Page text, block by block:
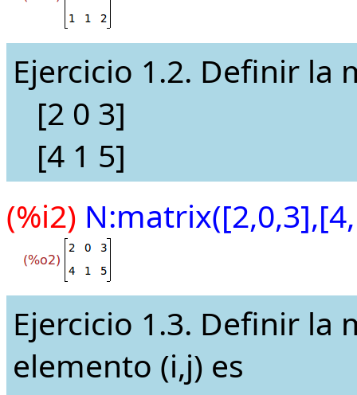
Ejercicio 1.2. Definir la
[2 0 3]
[4 1 5]
(%i2)
Ejercicio 1.3. Definir la
elemento (i,j) es